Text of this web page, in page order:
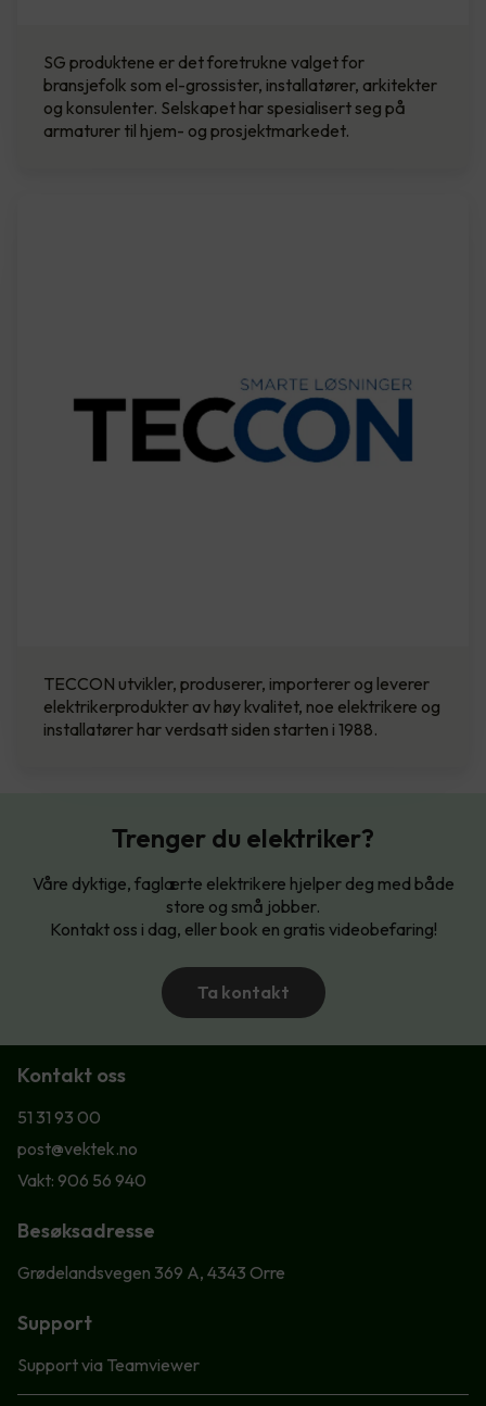
SG produktene er det foretrukne valget for
bransjefolk som el-grossister, installatører, arkitekter
og konsulenter. Selskapet har spesialisert seg på
armaturer til hjem- og prosjektmarkedet.
TECCON utvikler, produserer, importerer og leverer
elektrikerprodukter av høy kvalitet, noe elektrikere og
installatører har verdsatt siden starten i 1988.
Trenger du elektriker?
Våre dyktige, faglærte elektrikere hjelper deg med både
store og små jobber.
Kontakt oss i dag, eller book en gratis videobefaring!
Ta kontakt
Kontakt oss
51 31 93 00
post@vektek.no
Vakt: 906 56 940
Besøksadresse
Grødelandsvegen 369 A, 4343 Orre
Support
Support via Teamviewer